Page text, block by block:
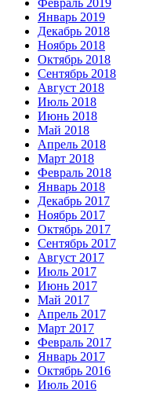
Февраль 2019
Январь 2019
Декабрь 2018
Ноябрь 2018
Октябрь 2018
Сентябрь 2018
Август 2018
Июль 2018
Июнь 2018
Май 2018
Апрель 2018
Март 2018
Февраль 2018
Январь 2018
Декабрь 2017
Ноябрь 2017
Октябрь 2017
Сентябрь 2017
Август 2017
Июль 2017
Июнь 2017
Май 2017
Апрель 2017
Март 2017
Февраль 2017
Январь 2017
Октябрь 2016
Июль 2016